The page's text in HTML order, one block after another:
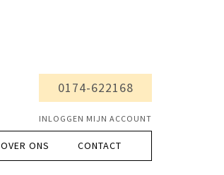
0174-622168
INLOGGEN MIJN ACCOUNT
OVER ONS CONTACT